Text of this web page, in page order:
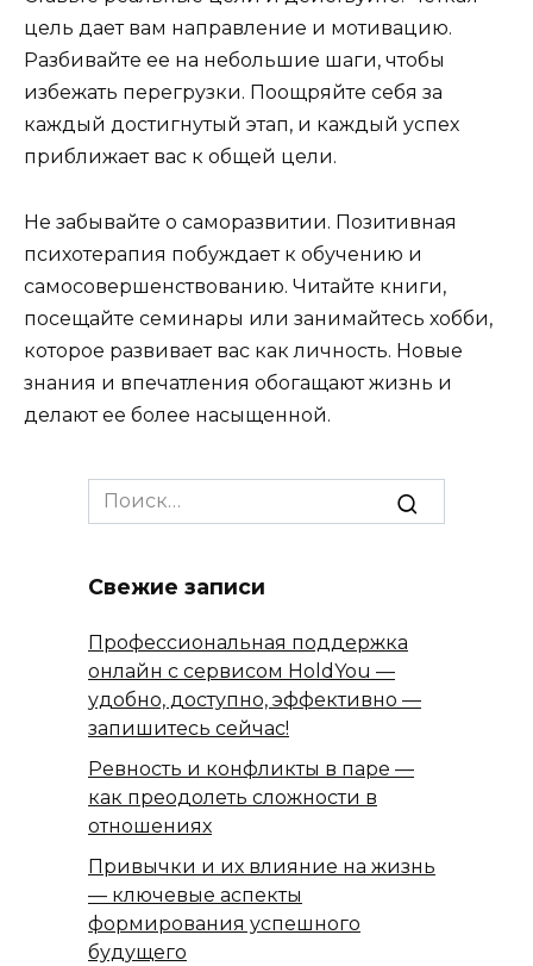
цель дает вам направление и мотивацию.
Разбивайте ее на небольшие шаги, чтобы
избежать перегрузки. Поощряйте себя за
каждый достигнутый этап, и каждый успех
приближает вас к общей цели.
Не забывайте о саморазвитии. Позитивная
психотерапия побуждает к обучению и
самосовершенствованию. Читайте книги,
посещайте семинары или занимайтесь хобби,
которое развивает вас как личность. Новые
знания и впечатления обогащают жизнь и
делают ее более насыщенной.
Search
for:
Свежие записи
Профессиональная поддержка
онлайн с сервисом HoldYou —
удобно, доступно, эффективно —
запишитесь сейчас!
Ревность и конфликты в паре —
как преодолеть сложности в
отношениях
Привычки и их влияние на жизнь
— ключевые аспекты
формирования успешного
будущего